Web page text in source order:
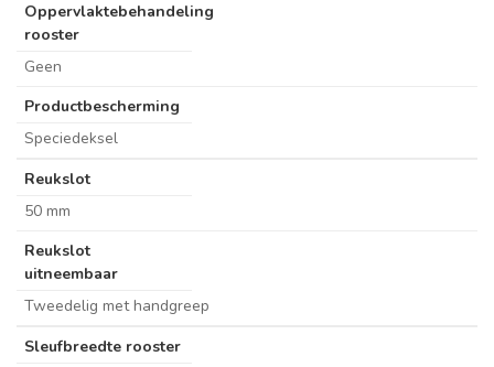
Oppervlaktebehandeling
rooster
Geen
Productbescherming
Speciedeksel
Reukslot
50 mm
Reukslot
uitneembaar
Tweedelig met handgreep
Sleufbreedte rooster